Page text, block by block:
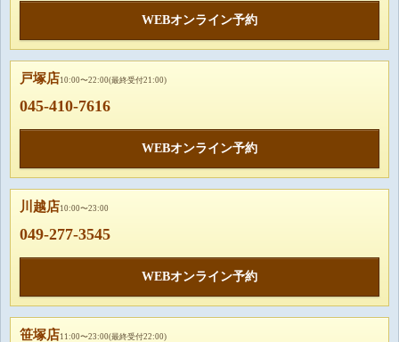
WEBオンライン予約
戸塚店10:00〜22:00(最終受付21:00)
045-410-7616
WEBオンライン予約
川越店10:00〜23:00
049-277-3545
WEBオンライン予約
笹塚店11:00〜23:00(最終受付22:00)